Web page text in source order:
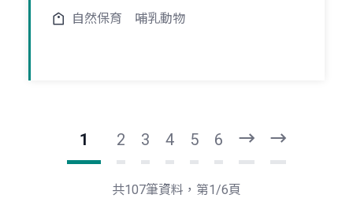
自然保育 哺乳動物
1 2 3 4 5 6
一
頁
後
共107筆資料，第1/6頁